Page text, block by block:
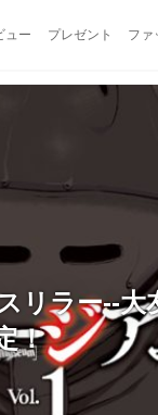
ュー プレゼント ファ
リラー--大
！